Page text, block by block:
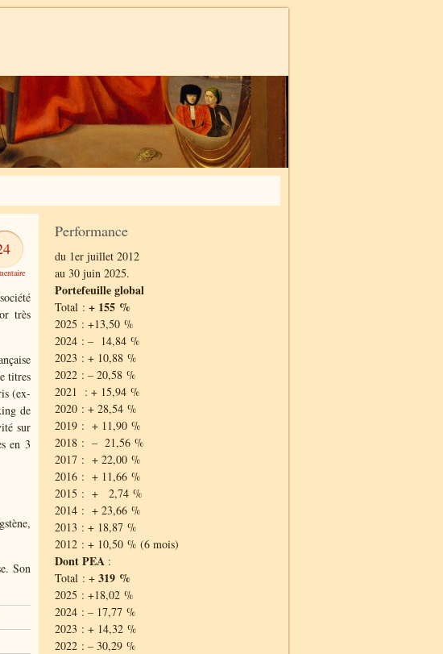
très
titres
(ex-
de
sur
en 3
Son
Performance
du 1er juillet 2012
au 30 juin 2025.
Portefeuille global
Total : + 155 %
2025 : +13,50 %
2024 : – 14,84 %
2023 : + 10,88 %
2022 : – 20,58 %
2021 : + 15,94 %
2020 : + 28,54 %
2019 : + 11,90 %
2018 : – 21,56 %
2017 : + 22,00 %
2016 : + 11,66 %
2015 : + 2,74 %
2014 : + 23,66 %
2013 : + 18,87 %
2012 : + 10,50 % (6 mois)
Dont PEA :
Total : + 319 %
2025 : +18,02 %
2024 : – 17,77 %
2023 : + 14,32 %
2022 : – 30,29 %